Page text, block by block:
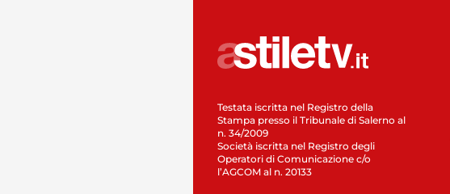
Testata iscritta nel Registro della
Stampa presso il Tribunale di Salerno al
n. 34/2009
Società iscritta nel Registro degli
Operatori di Comunicazione c/o
l’AGCOM al n. 20133